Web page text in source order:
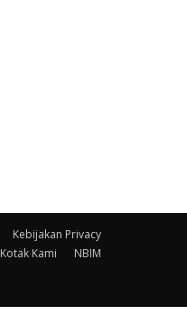
Kebijakan Privacy
Kotak Kami NBIM